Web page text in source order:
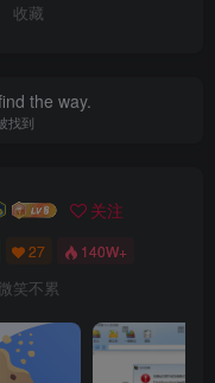
收藏
the way.
找到
关注
27 140W+
笑不累